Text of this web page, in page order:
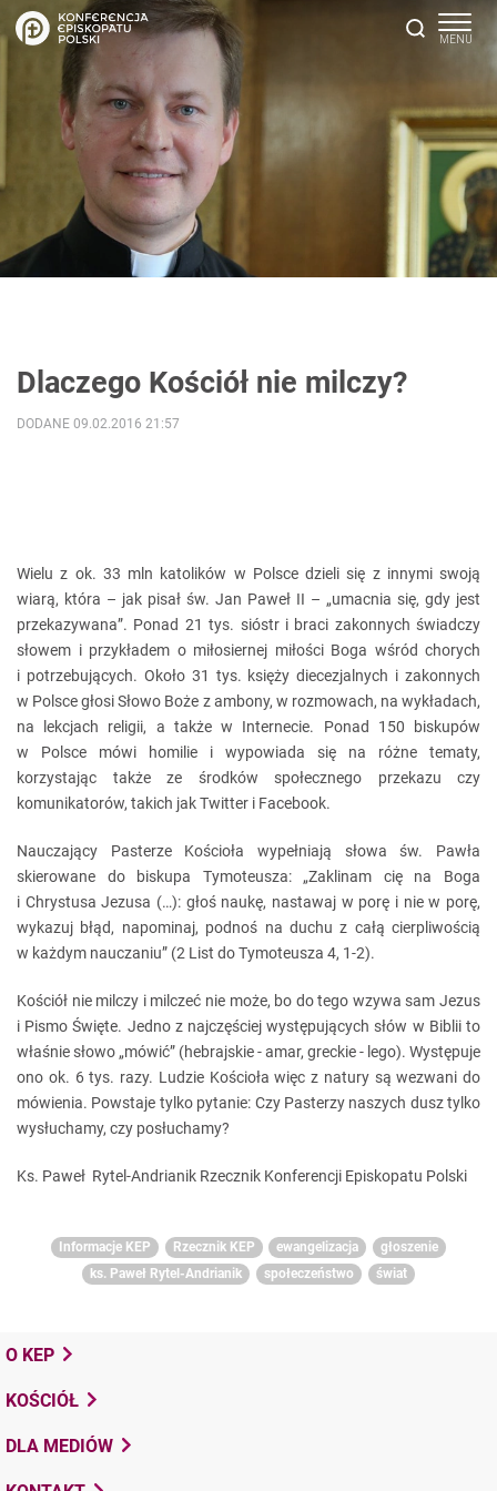
Dlaczego Kościół nie milczy?
DODANE 09.02.2016 21:57
Wielu z ok. 33 mln katolików w Polsce dzieli się z innymi swoją
wiarą, która – jak pisał św. Jan Paweł II – „umacnia się, gdy jest
przekazywana”. Ponad 21 tys. sióstr i braci zakonnych świadczy
słowem i przykładem o miłosiernej miłości Boga wśród chorych
i potrzebujących. Około 31 tys. księży diecezjalnych i zakonnych
w Polsce głosi Słowo Boże z ambony, w rozmowach, na wykładach,
na lekcjach religii, a także w Internecie. Ponad 150 biskupów
w Polsce mówi homilie i wypowiada się na różne tematy,
korzystając także ze środków społecznego przekazu czy
komunikatorów, takich jak Twitter i Facebook.
Nauczający Pasterze Kościoła wypełniają słowa św. Pawła
skierowane do biskupa Tymoteusza: „Zaklinam cię na Boga
i Chrystusa Jezusa (…): głoś naukę, nastawaj w porę i nie w porę,
wykazuj błąd, napominaj, podnoś na duchu z całą cierpliwością
w każdym nauczaniu” (2 List do Tymoteusza 4, 1-2).
Kościół nie milczy i milczeć nie może, bo do tego wzywa sam Jezus
i Pismo Święte. Jedno z najczęściej występujących słów w Biblii to
właśnie słowo „mówić” (hebrajskie - amar, greckie - lego). Występuje
ono ok. 6 tys. razy. Ludzie Kościoła więc z natury są wezwani do
mówienia. Powstaje tylko pytanie: Czy Pasterzy naszych dusz tylko
wysłuchamy, czy posłuchamy?
Ks. Paweł Rytel-Andrianik Rzecznik Konferencji Episkopatu Polski
Informacje KEP Rzecznik KEP ewangelizacja
głoszenie
ks. Paweł Rytel-Andrianik
społeczeństwo świat
O KEP
KOŚCIÓŁ
DLA MEDIÓW